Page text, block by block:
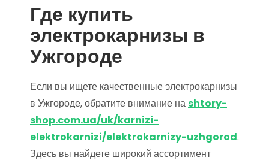
Где купить
электрокарнизы в
Ужгороде
Если вы ищете качественные электрокарнизы
в Ужгороде, обратите внимание наshtory-
shop.com.ua/uk/karnizi-
elektrokarnizi/elektrokarnizy-uzhgorod.
Здесь вы найдете широкий ассортимент